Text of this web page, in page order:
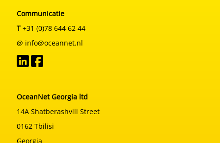
Communicatie
T+31 (0)78 644 62 44
@ info@oceannet.nl
OceanNet Georgia ltd
14A Shatberashvili Street
0162 Tbilisi
Georgia